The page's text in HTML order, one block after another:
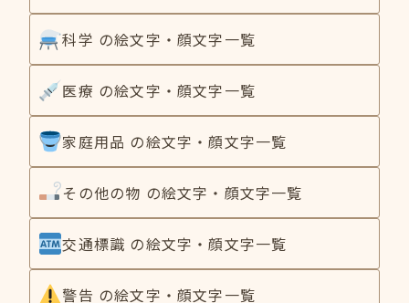
科学 の絵文字・顔文字一覧
医療 の絵文字・顔文字一覧
家庭用品 の絵文字・顔文字一覧
その他の物 の絵文字・顔文字一覧
交通標識 の絵文字・顔文字一覧
警告 の絵文字・顔文字一覧